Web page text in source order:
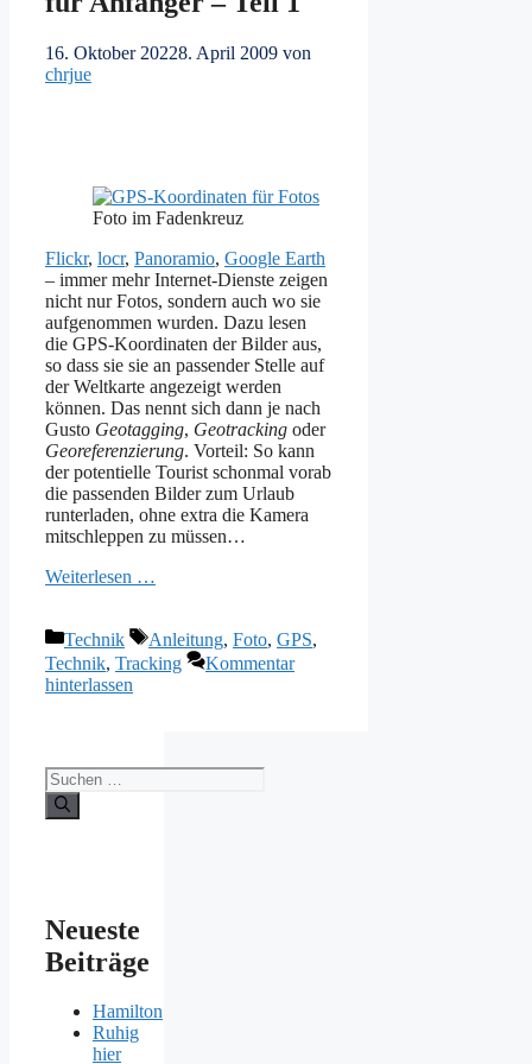
16. Oktober 20228. April 2009 von
chrjue
Foto im Fadenkreuz
Flickr, locr, Panoramio, Google Earth
– immer mehr Internet-Dienste zeigen
nicht nur Fotos, sondern auch wo sie
aufgenommen wurden. Dazu lesen
die GPS-Koordinaten der Bilder aus,
so dass sie sie an passender Stelle auf
der Weltkarte angezeigt werden
können. Das nennt sich dann je nach
Gusto Geotagging, Geotracking oder
Georeferenzierung. Vorteil: So kann
der potentielle Tourist schonmal vorab
die passenden Bilder zum Urlaub
runterladen, ohne extra die Kamera
mitschleppen zu müssen…
Weiterlesen …
Kategorien
Technik Schlagwörter
Anleitung, Foto, GPS,
Technik, Tracking
Kommentar
hinterlassen
Suchen
nach:
Neueste
Beiträge
Hamilton
Ruhig
hier